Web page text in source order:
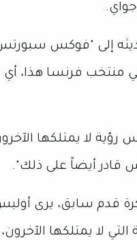
إلى "فوكس
فرنسا هذا، أي
لا يمتلكها
قادر أيضاً على ذلك".
قدم سابق، يرى
التي لا يمتلكها